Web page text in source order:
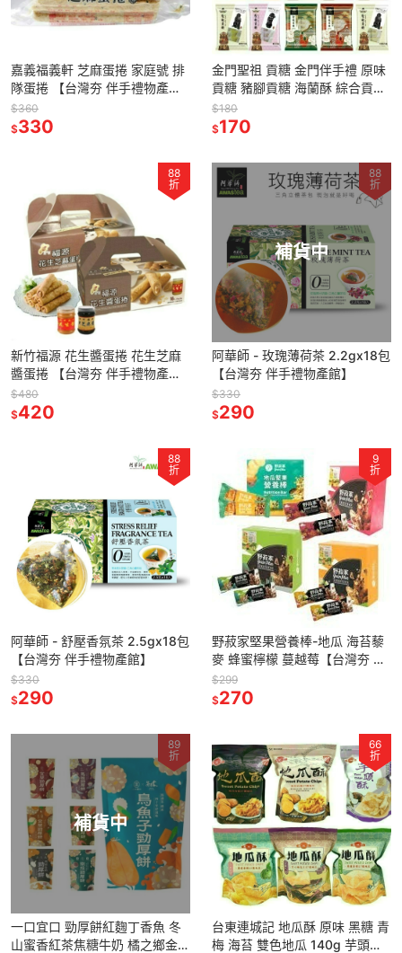
嘉義福義軒 芝麻蛋捲 家庭號 排
隊蛋捲 【台灣夯 伴手禮物產
館】
$360
$330
金門聖祖 貢糖 金門伴手禮 原味
貢糖 豬腳貢糖 海蘭酥 綜合貢糖
【台灣夯 伴手禮物產館】
$180
$170
88
折
新竹福源 花生醬蛋捲 花生芝麻
醬蛋捲 【台灣夯 伴手禮物產
館】
$480
$420
補貨中
88
折
阿華師 - 玫瑰薄荷茶 2.2gx18包
【台灣夯 伴手禮物產館】
$330
$290
88
折
阿華師 - 舒壓香氛茶 2.5gx18包
【台灣夯 伴手禮物產館】
$330
$290
9
折
野菽家堅果營養棒-地瓜 海苔藜
麥 蜂蜜檸檬 蔓越莓【台灣夯 伴
手禮物產館】
$299
$270
補貨中
89
折
一口宜口 勁厚餅紅麴丁香魚 冬
山蜜香紅茶焦糖牛奶 橘之鄉金棗
66
折
台東連城記 地瓜酥 原味 黑糖 青
梅 海苔 雙色地瓜 140g 芋頭酥